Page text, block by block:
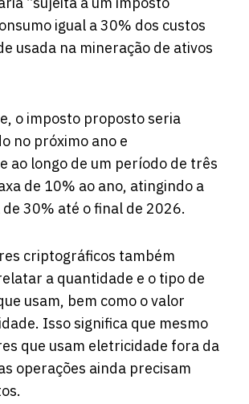
igual a 30% dos custos
usada na mineração de ativos
o imposto proposto seria
no próximo ano e
ao longo de um período de três
de 10% ao ano, atingindo a
30% até o final de 2026.
criptográficos também
a quantidade e o tipo de
usam, bem como o valor
Isso significa que mesmo
que usam eletricidade fora da
operações ainda precisam